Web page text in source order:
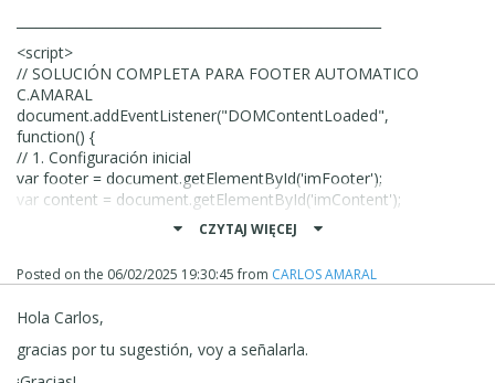
<script>
// SOLUCIÓN COMPLETA PARA FOOTER AUTOMATICO
C.AMARAL
document.addEventListener("DOMContentLoaded",
function() {
// 1. Configuración inicial
var footer = document.getElementById('imFooter');
var content = document.getElementById('imContent');
var footerBg = document.getElementById('imFooterBg');
if (footerBg) footerBg.style.display = 'none';
// 3. Función principal de ajuste
CZYTAJ WIĘCEJ
Posted on the 06/02/2025 19:30:45from CARLOS AMARAL
Hola Carlos,
gracias por tu sugestión, voy a señalarla.